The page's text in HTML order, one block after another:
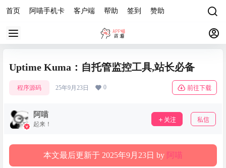
首页 阿喵手机卡 客户端 帮助 签到 赞助
Uptime Kuma：自托管监控工具,站长必备
程序源码 25年9月23日 0 前往下载
阿喵
起来！
关注 私信
本文最后更新于 2025年9月23日 by 阿喵